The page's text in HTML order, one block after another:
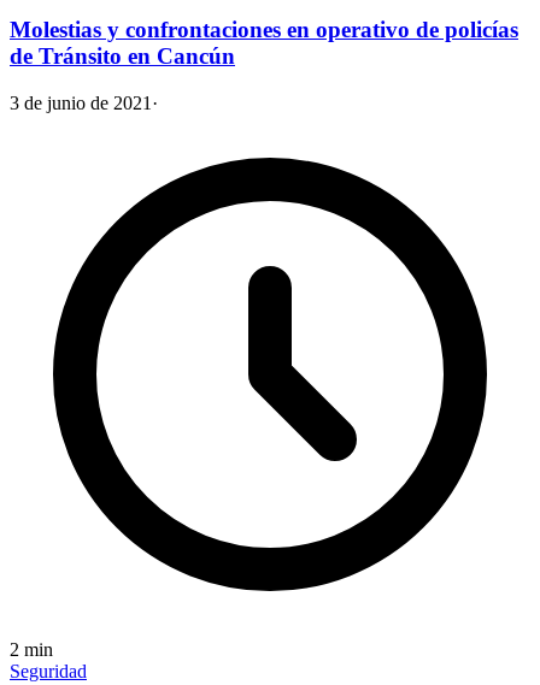
Molestias y confrontaciones en operativo de policías
de Tránsito en Cancún
3 de junio de 2021 ·
2 min
Seguridad